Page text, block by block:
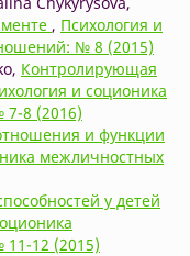
, Психология и
№ 8 (2015)
Контролирующая
и соционика
8 (2016)
и функции
межличностных
у детей
12 (2015)